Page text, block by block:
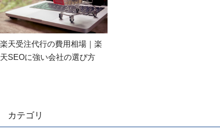
楽天受注代行の費用相場｜楽
天SEOに強い会社の選び方
カテゴリ